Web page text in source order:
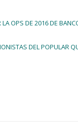
OPS DE 2016 DE
DEL POPULAR